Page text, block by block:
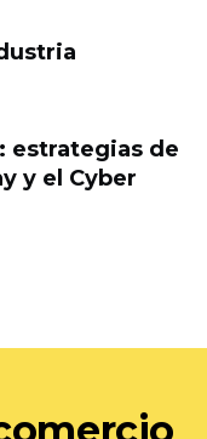
estrategias de
y el Cyber